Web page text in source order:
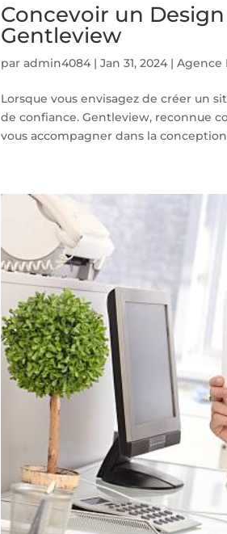
Concevoir un
Gentleview
paradmin4084 |Jan 31, 2024 |Agence
Lorsque vous envisagez de créer un
de confiance. Gentleview, reconnue
vous accompagner dans la conception